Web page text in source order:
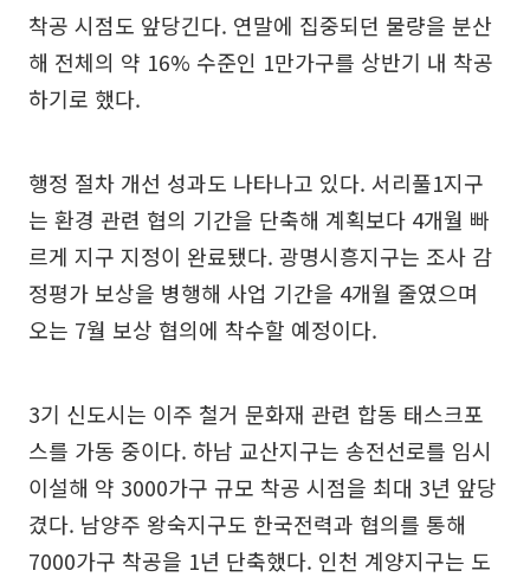
착공 시점도 앞당긴다. 연말에 집중되던 물량을 분산
해 전체의 약 16% 수준인 1만가구를 상반기 내 착공
하기로 했다.
행정 절차 개선 성과도 나타나고 있다. 서리풀1지구
는 환경 관련 협의 기간을 단축해 계획보다 4개월 빠
르게 지구 지정이 완료됐다. 광명시흥지구는 조사 감
정평가 보상을 병행해 사업 기간을 4개월 줄였으며
오는 7월 보상 협의에 착수할 예정이다.
3기 신도시는 이주 철거 문화재 관련 합동 태스크포
스를 가동 중이다. 하남 교산지구는 송전선로를 임시
이설해 약 3000가구 규모 착공 시점을 최대 3년 앞당
겼다. 남양주 왕숙지구도 한국전력과 협의를 통해
7000가구 착공을 1년 단축했다. 인천 계양지구는 도